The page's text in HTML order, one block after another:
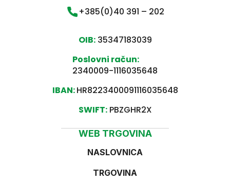
+385(0)40 391 – 202
OIB:35347183039
Poslovni račun:
2340009-1116035648
IBAN:HR8223400091116035648
SWIFT:PBZGHR2X
WEB TRGOVINA
NASLOVNICA
TRGOVINA